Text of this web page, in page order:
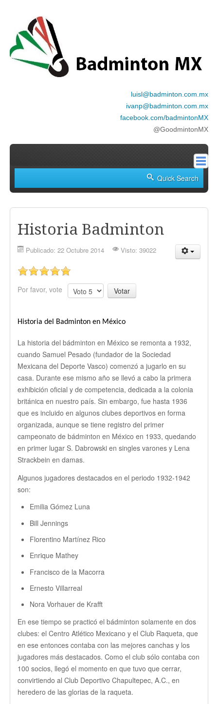
luisl@badminton.com.mx
ivanp@badminton.com.mx
facebook.com/badmintonMX
@GoodmintonMX
Nosotros
Historia
Historia de Bádminton en México
Biografias
Roy Díaz González
Ma. de la Paz Luna Felix
Juegos Centroaméricanos
Juegos Panaméricanos
Juegos Olímpicos
Salón de la fama
Jugadores
Dirigentes
Entrenadores
Campeones
Singles Femenil
Dobles Varonil
Dobles Mixtos
Noticias
Eventos
2do selectivo DF ON
Clasificatorio y ranqueo ON 2015
Quick Search
Historia Badminton
Publicado: 22 Octubre 2014 Visto: 39022
Por favor, vote
Historia del Badminton en México
La historia del bádminton en México se remonta a 1932,
cuando Samuel Pesado (fundador de la Sociedad
Mexicana del Deporte Vasco) comenzó a jugarlo en su
casa. Durante ese mismo año se llevó a cabo la primera
exhibición oficial y de competencia, dedicada a la colonia
británica en nuestro país. Sin embargo, fue hasta 1936
que es incluido en algunos clubes deportivos en forma
organizada, aunque se tiene registro del primer
campeonato de bádminton en México en 1933, quedando
en primer lugar S. Dabrowski en singles varones y Lena
Strackbein en damas.
Algunos jugadores destacados en el periodo 1932-1942
son:
Emilia Gómez Luna
Bill Jennings
Florentino Martínez Rico
Enrique Mathey
Francisco de la Macorra
Ernesto Villarreal
Nora Vorhauer de Krafft
En ese tiempo se practicó el bádminton solamente en dos
clubes: el Centro Atlético Mexicano y el Club Raqueta, que
en ese entonces contaba con las mejores canchas y los
jugadores más destacados. Como el club sólo contaba con
100 socios, llegó el momento en que tuvo que cerrar,
convirtiendo al Club Deportivo Chapultepec, A.C., en
heredero de las glorias de la raqueta.